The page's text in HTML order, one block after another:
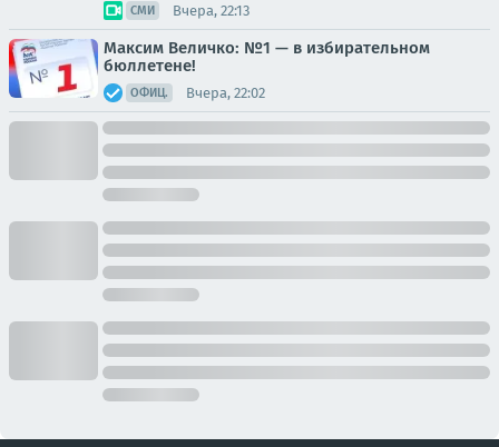
СМИ Вчера, 22:13
Максим Величко: №1 — в избирательном
бюллетене!
ОФИЦ. Вчера, 22:02